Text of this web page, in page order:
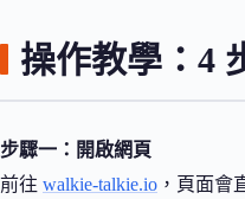
操作教學：4
步驟一：開啟網頁
前往 walkie-talkie.io ，頁面會